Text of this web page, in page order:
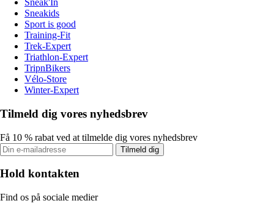
Sneak'In
Sneakids
Sport is good
Training-Fit
Trek-Expert
Triathlon-Expert
TripnBikers
Vélo-Store
Winter-Expert
Tilmeld dig vores nyhedsbrev
Få 10 % rabat ved at tilmelde dig vores nyhedsbrev
Tilmeld dig
Hold kontakten
Find os på sociale medier